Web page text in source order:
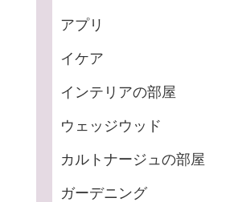
アプリ
イケア
インテリアの部屋
ウェッジウッド
カルトナージュの部屋
ガーデニング